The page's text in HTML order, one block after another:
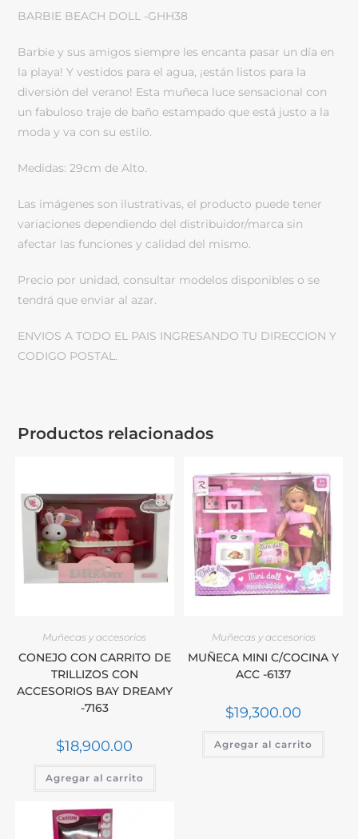
BARBIE BEACH DOLL -GHH38
Barbie y sus amigos siempre les encanta pasar un día en
la playa! Y vestidos para el agua, ¡están listos para la
diversión del verano! Esta muñeca luce sensacional con
un fabuloso traje de baño estampado que está justo a la
moda y va con su estilo.
Medidas: 29cm de Alto.
Las imágenes son ilustrativas, el producto puede tener
variaciones dependiendo del distribuidor/marca sin
afectar las funciones y calidad del mismo.
Precio por unidad, consultar modelos disponibles o se
tendrá que enviar al azar.
ENVIOS A TODO EL PAIS INGRESANDO TU DIRECCION Y
CODIGO POSTAL.
Productos relacionados
Muñecas y accesorios
CONEJO CON CARRITO DE
TRILLIZOS CON
ACCESORIOS BAY DREAMY
-7163
$18,900.00
Agregar al carrito
Muñecas y accesorios
MUÑECA MINI C/COCINA Y
ACC -6137
$19,300.00
Agregar al carrito